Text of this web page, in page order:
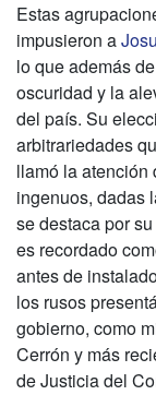
Estas
impusieron a
lo que además
oscuridad y la
del país. Su
arbitrariedades
llamó la atención
ingenuos, dadas
se destaca por
es recordado
antes de
los rusos
gobierno, como
Cerrón y más
de Justicia del